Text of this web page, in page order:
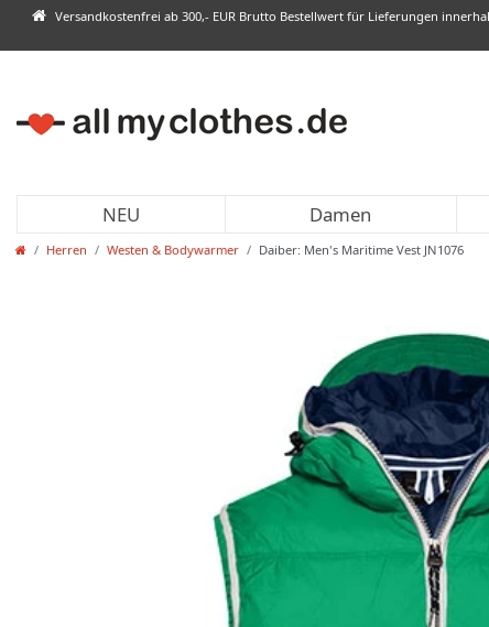
Versandkostenfrei ab 300,- EUR Brutto Bestellwert für Lieferungen
NEU Damen
Herren Westen & Bodywarmer Daiber: Men's Maritime Vest JN1076